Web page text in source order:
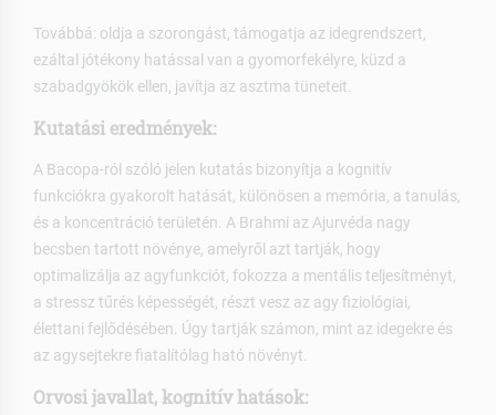
Továbbá: oldja a szorongást, támogatja az idegrendszert,
ezáltal jótékony hatással van a gyomorfekélyre, küzd a
szabadgyökök ellen, javítja az asztma tüneteit.
Kutatási eredmények:
A Bacopa-ról szóló jelen kutatás bizonyítja a kognitív
funkciókra gyakorolt hatását, különösen a memória, a tanulás,
és a koncentráció területén. A Brahmi az Ajurvéda nagy
becsben tartott növénye, amelyről azt tartják, hogy
optimalizálja az agyfunkciót, fokozza a mentális teljesítményt,
a stressz tűrés képességét, részt vesz az agy fiziológiai,
élettani fejlődésében. Úgy tartják számon, mint az idegekre és
az agysejtekre fiatalítólag ható növényt.
Orvosi javallat, kognitív hatások: